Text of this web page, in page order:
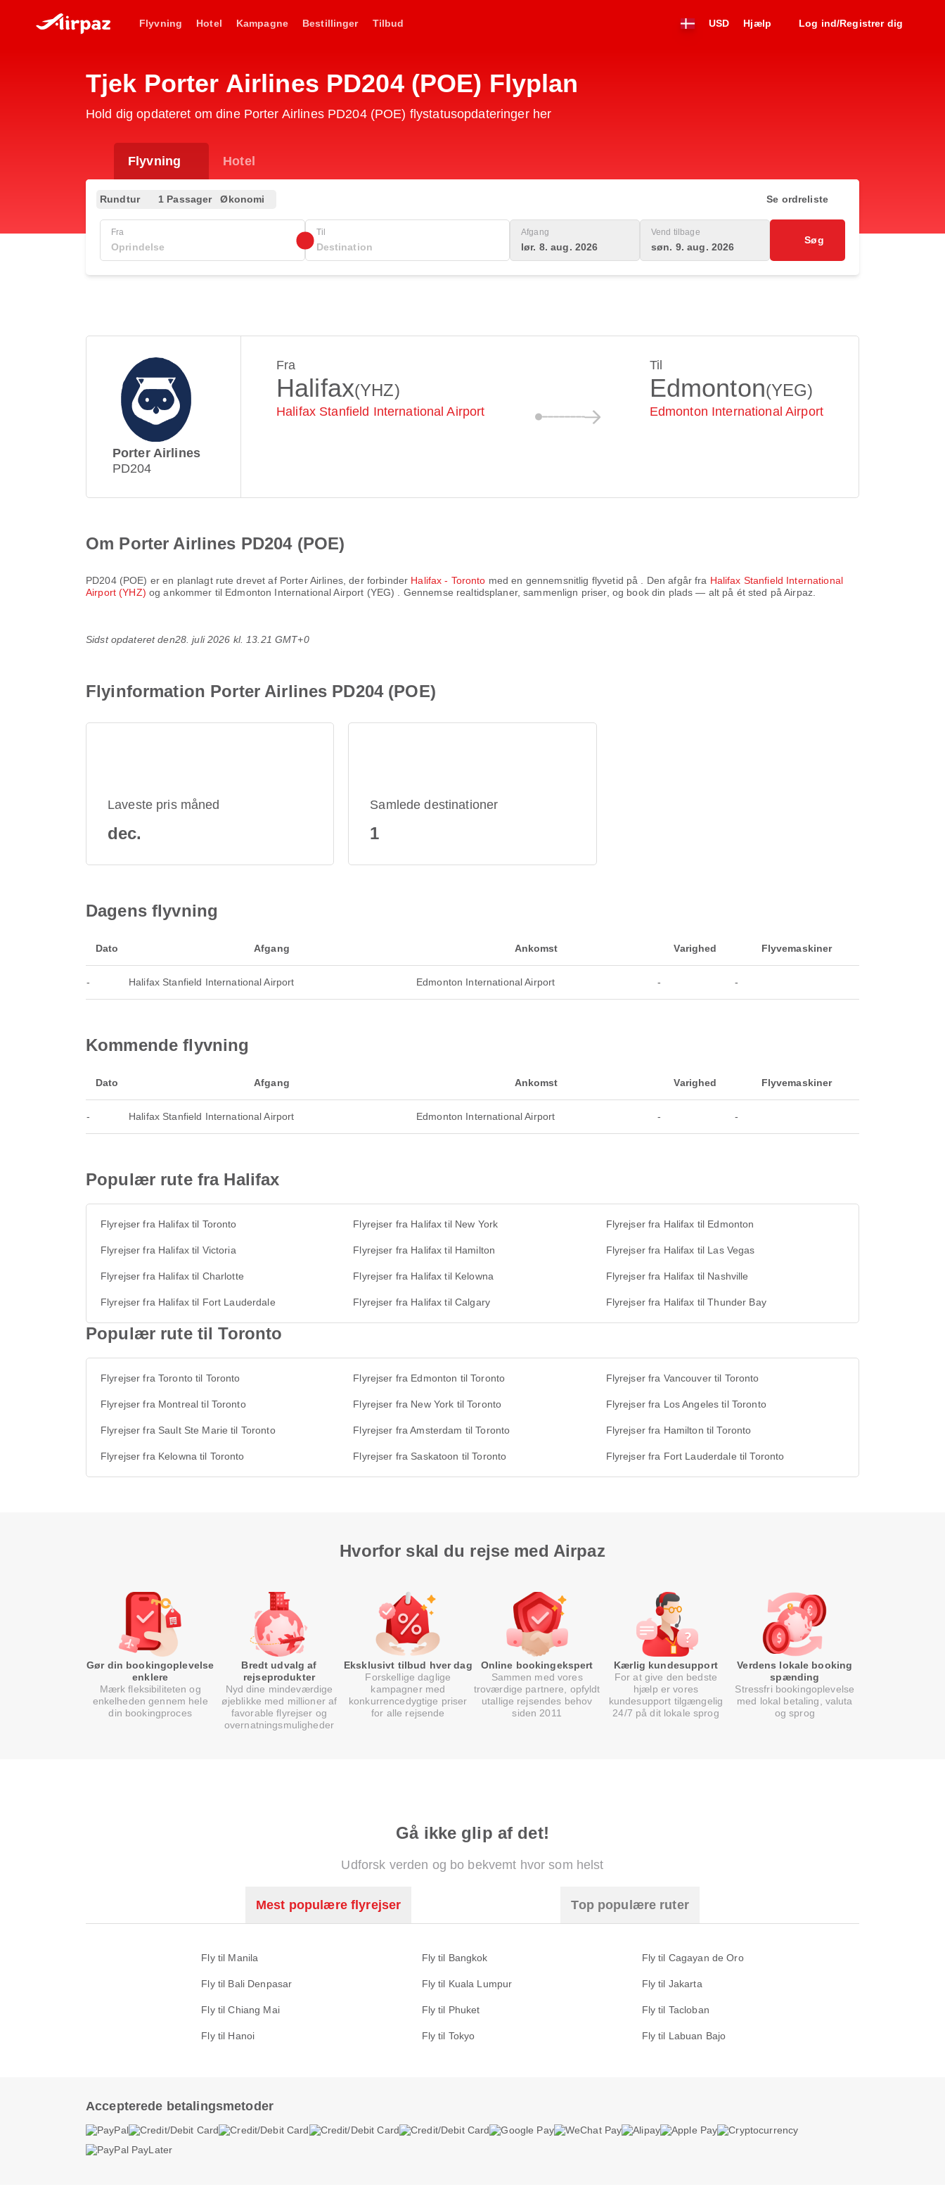
Flyvning Hotel Kampagne Bestillinger Tilbud USD Hjælp Log ind/Registrer dig
Tjek Porter Airlines PD204 (POE) Flyplan
Hold dig opdateret om dine Porter Airlines PD204 (POE) flystatusopdateringer her
Flyvning Hotel
Rundtur 1 Passager Økonomi Se ordreliste
Fra Til Afgang
lør. 8. aug. 2026
Vend tilbage
søn. 9. aug. 2026
Søg
Porter Airlines
PD204
Fra
Halifax(YHZ)
Halifax Stanfield International Airport
Til
Edmonton(YEG)
Edmonton International Airport
Om Porter Airlines PD204 (POE)
PD204(POE) er en planlagt rute drevet af Porter Airlines , der forbinder Halifax - Toronto med en gennemsnitlig flyvetid på . Den afgår fra Halifax Stanfield International
Airport (YHZ) og ankommer til Edmonton International Airport (YEG) . Gennemse realtidsplaner, sammenlign priser, og book din plads — alt på ét sted på Airpaz.
Sidst opdateret den28. juli 2026 kl. 13.21 GMT+0
Flyinformation Porter Airlines PD204 (POE)
Laveste pris måned
dec.
Samlede destinationer
1
Dagens flyvning
Dato Afgang Ankomst Varighed Flyvemaskiner
- Halifax Stanfield International Airport Edmonton International Airport - -
Kommende flyvning
Dato Afgang Ankomst Varighed Flyvemaskiner
- Halifax Stanfield International Airport Edmonton International Airport - -
Populær rute fra Halifax
Flyrejser fra Halifax til Toronto Flyrejser fra Halifax til New York Flyrejser fra Halifax til Edmonton
Flyrejser fra Halifax til Victoria Flyrejser fra Halifax til Hamilton Flyrejser fra Halifax til Las Vegas
Flyrejser fra Halifax til Charlotte Flyrejser fra Halifax til Kelowna Flyrejser fra Halifax til Nashville
Flyrejser fra Halifax til Fort Lauderdale Flyrejser fra Halifax til Calgary Flyrejser fra Halifax til Thunder Bay
Populær rute til Toronto
Flyrejser fra Toronto til Toronto Flyrejser fra Edmonton til Toronto Flyrejser fra Vancouver til Toronto
Flyrejser fra Montreal til Toronto Flyrejser fra New York til Toronto Flyrejser fra Los Angeles til Toronto
Flyrejser fra Sault Ste Marie til Toronto Flyrejser fra Amsterdam til Toronto Flyrejser fra Hamilton til Toronto
Flyrejser fra Kelowna til Toronto Flyrejser fra Saskatoon til Toronto Flyrejser fra Fort Lauderdale til Toronto
Hvorfor skal du rejse med Airpaz
Gør din bookingoplevelse
enklere
Mærk fleksibiliteten og
enkelheden gennem hele
din bookingproces
Bredt udvalg af
rejseprodukter
Nyd dine mindeværdige
øjeblikke med millioner af
favorable flyrejser og
overnatningsmuligheder
Eksklusivt tilbud hver dag
Forskellige daglige
kampagner med
konkurrencedygtige priser
for alle rejsende
Online bookingekspert
Sammen med vores
troværdige partnere, opfyldt
utallige rejsendes behov
siden 2011
Kærlig kundesupport
For at give den bedste
hjælp er vores
kundesupport tilgængelig
24/7 på dit lokale sprog
Verdens lokale booking
spænding
Stressfri bookingoplevelse
med lokal betaling, valuta
og sprog
Gå ikke glip af det!
Udforsk verden og bo bekvemt hvor som helst
Mest populære flyrejser Top populære ruter
Fly til Manila Fly til Bangkok Fly til Cagayan de Oro
Fly til Bali Denpasar Fly til Kuala Lumpur Fly til Jakarta
Fly til Chiang Mai Fly til Phuket Fly til Tacloban
Fly til Hanoi Fly til Tokyo Fly til Labuan Bajo
Accepterede betalingsmetoder